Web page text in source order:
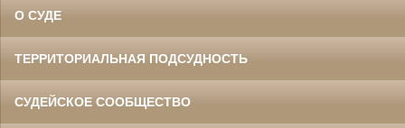
О СУДЕ
ТЕРРИТОРИАЛЬНАЯ ПОДСУДНОСТЬ
СУДЕЙСКОЕ СООБЩЕСТВО